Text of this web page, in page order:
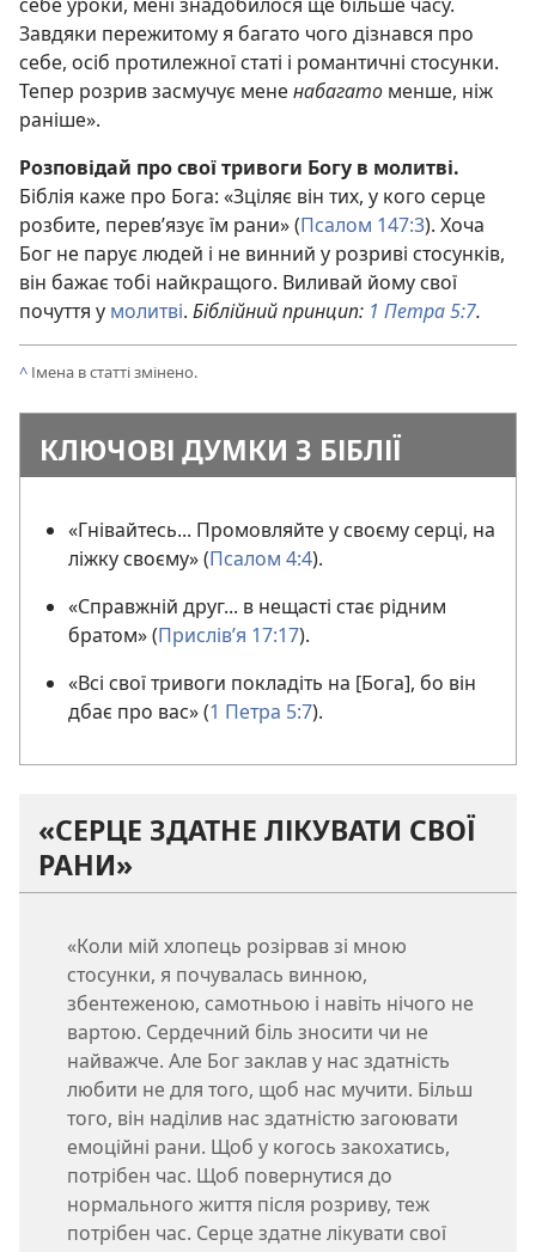
Завдяки пережитому я багато чого дізнався про
себе, осіб протилежної статі і романтичні стосунки.
Тепер розрив засмучує мене набагато менше, ніж
раніше».
Розповідай про свої тривоги Богу в молитві.
Біблія каже про Бога: «Зціляє він тих, у кого серце
розбите, перев’язує їм рани» (Псалом 147:3). Хоча
Бог не парує людей і не винний у розриві стосунків,
він бажає тобі найкращого. Виливай йому свої
почуття у молитві. Біблійний принцип: 1 Петра 5:7.
^ Імена в статті змінено.
КЛЮЧОВІ ДУМКИ З БІБЛІЇ
«Гнівайтесь... Промовляйте у своєму серці, на
ліжку своєму» (Псалом 4:4).
«Справжній друг... в нещасті стає рідним
братом» (Прислів’я 17:17).
«Всі свої тривоги покладіть на [Бога], бо він
дбає про вас» (1 Петра 5:7).
«СЕРЦЕ ЗДАТНЕ ЛІКУВАТИ СВОЇ
РАНИ»
«Коли мій хлопець розірвав зі мною
стосунки, я почувалась винною,
збентеженою, самотньою і навіть нічого не
вартою. Сердечний біль зносити чи не
найважче. Але Бог заклав у нас здатність
любити не для того, щоб нас мучити. Більш
того, він наділив нас здатністю загоювати
емоційні рани. Щоб у когось закохатись,
потрібен час. Щоб повернутися до
нормального життя після розриву, теж
потрібен час. Серце здатне лікувати свої